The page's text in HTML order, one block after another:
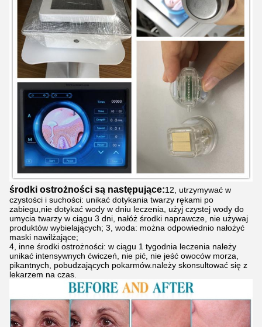
środki ostrożności są następujące:12, utrzymywać w
czystości i suchości: unikać dotykania twarzy rękami po
zabiegu,nie dotykać wody w dniu leczenia, użyj czystej wody do
umycia twarzy w ciągu 3 dni, nałóż środki naprawcze, nie używaj
produktów wybielających; 3, woda: można odpowiednio nałożyć
maski nawilżające;
4, inne środki ostrożności: w ciągu 1 tygodnia leczenia należy
unikać intensywnych ćwiczeń, nie pić, nie jeść owoców morza,
pikantnych, pobudzających pokarmów.należy skonsultować się z
lekarzem na czas.